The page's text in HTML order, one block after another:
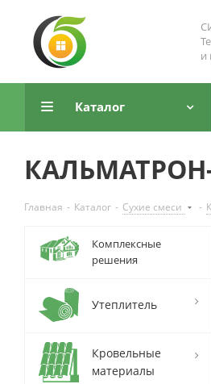
и
Каталог
Главная - Каталог - Сухие смеси -
Комплексные
решения
Утеплитель
Кровельные
материалы